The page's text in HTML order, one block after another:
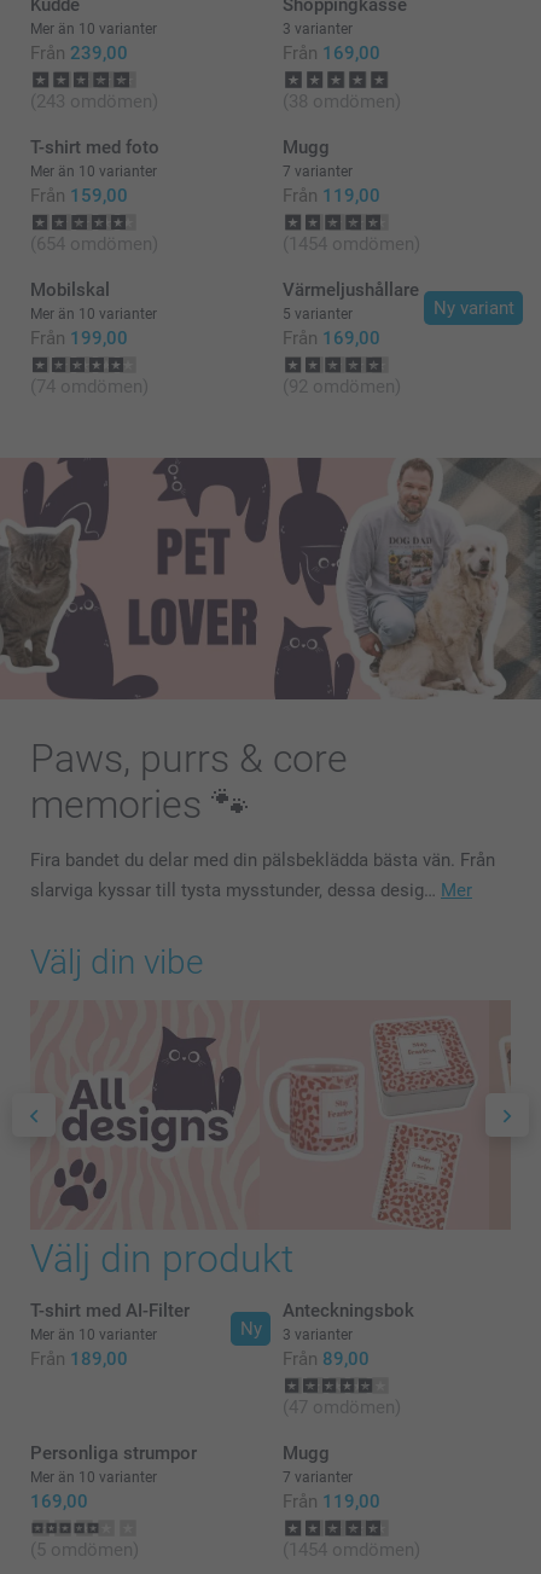
Kudde
Mer än 10 varianter
Från 239,00
(243 omdömen)
Shoppingkasse
3 varianter
Från 169,00
(38 omdömen)
T-shirt med foto
Mer än 10 varianter
Från 159,00
(654 omdömen)
Mugg
7 varianter
Från 119,00
(1454 omdömen)
Mobilskal
Mer än 10 varianter
Från 199,00
(74 omdömen)
Ny variant
Värmeljushållare
5 varianter
Från 169,00
(92 omdömen)
Paws, purrs & core
memories 🐾
Fira bandet du delar med din pälsbeklädda bästa vän. Från
slarviga kyssar till tysta mysstunder, dessa desig… Mer
Välj din vibe
Välj din produkt
Ny
T-shirt med AI-Filter
Mer än 10 varianter
Från 189,00
Anteckningsbok
3 varianter
Från 89,00
(47 omdömen)
Personliga strumpor
Mer än 10 varianter
169,00
(5 omdömen)
Mugg
7 varianter
Från 119,00
(1454 omdömen)